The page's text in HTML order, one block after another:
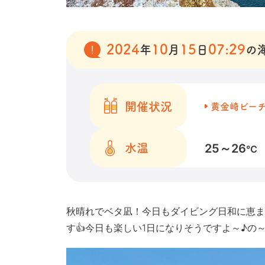
2024年 10 月 15 日 07:29の
開催状況 黄金崎ビー
水温 25～26℃
秋晴れでベタ凪！今日もダイビング日和に恵
す👍今日も楽しい1日になりそうですよ～♪の